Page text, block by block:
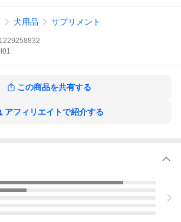
ワー元気 酵素 ビーポラン 蜜蜂花粉 ローヤ
ドッグフード 高齢犬 シニア
必須アミノ酸 ビタミン ミネラル｜旧シーポ
犬用品 サプリメント
この商品を共有する
アフィリエイトで紹介する